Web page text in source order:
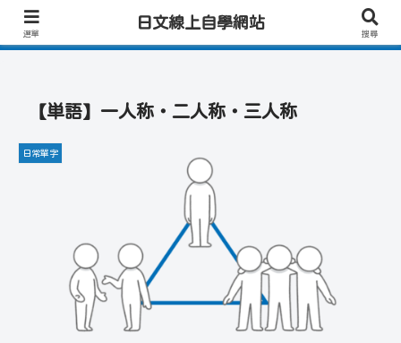
日文學習首選｜快速學會實用日文｜專業日籍老師一對一線上教學｜高效會話練
【単語】一人称・二人称・三人称
日常單字
選單
日文線上自學網站
搜尋